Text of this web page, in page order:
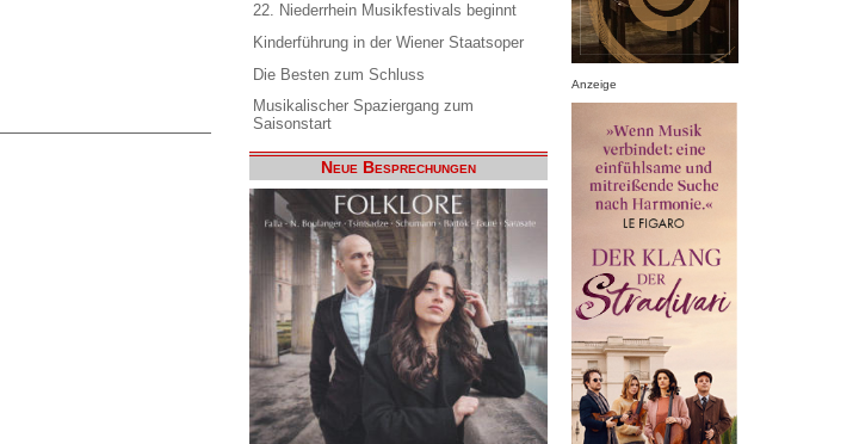
22. Niederrhein Musikfestivals beginnt
Kinderführung in der Wiener Staatsoper
Die Besten zum Schluss
Musikalischer Spaziergang zum
Saisonstart
Neue Besprechungen
Anzeige